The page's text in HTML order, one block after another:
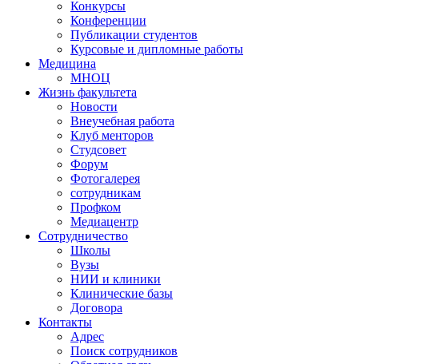
Конкурсы
Конференции
Публикации студентов
Курсовые и дипломные работы
Медицина
МНОЦ
Жизнь факультета
Новости
Внеучебная работа
Клуб менторов
Студсовет
Форум
Фотогалерея
сотрудникам
Профком
Медиацентр
Сотрудничество
Школы
Вузы
НИИ и клиники
Клинические базы
Договора
Контакты
Адрес
Поиск сотрудников